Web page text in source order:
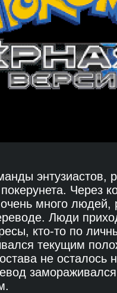
энтузиастов,
Через
много
Люди
кто-то по
текущим
не осталось